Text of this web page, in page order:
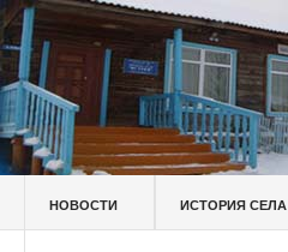
НОВОСТИ ИСТОРИЯ СЕЛА